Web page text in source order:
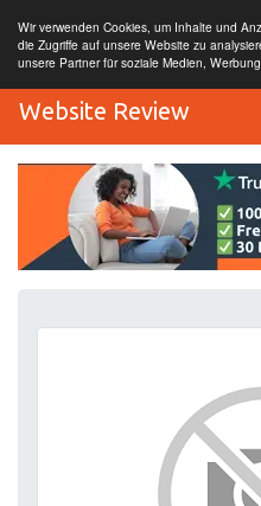
Wir verwenden Cookies, um Inhalte und
die Zugriffe auf unsere Website zu
unsere Partner für soziale Medien,
Website Review